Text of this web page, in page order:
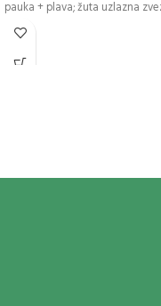
pauka + plava; žuta uzlazna
žute i bele strob peonije;
do brokata; zelena uzlazna
srebrne hrizanteme